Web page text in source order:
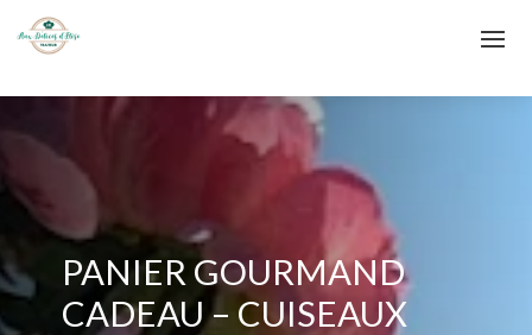
PANIER GOURMAND
CADEAU – CUISEAUX